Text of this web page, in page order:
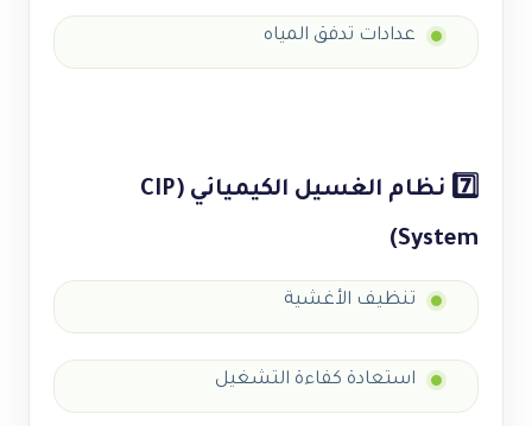
عدادات تدفق المياه
7️⃣ نظام الغسيل الكيميائي (CIP
System)
تنظيف الأغشية
استعادة كفاءة التشغيل